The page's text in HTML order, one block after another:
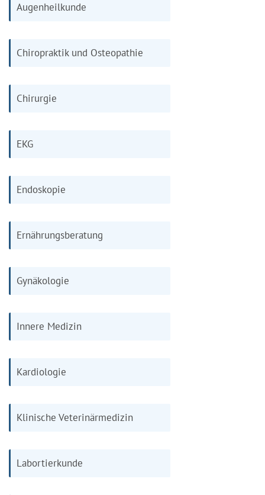
Augenheilkunde
Chiropraktik und Osteopathie
Chirurgie
EKG
Endoskopie
Ernährungsberatung
Gynäkologie
Innere Medizin
Kardiologie
Klinische Veterinärmedizin
Labortierkunde